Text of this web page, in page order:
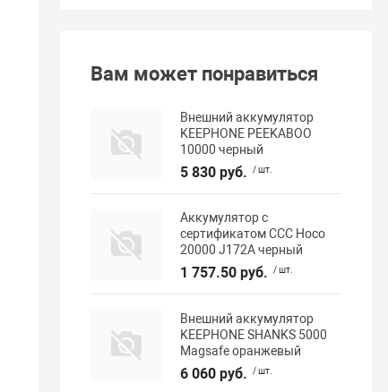
Вам может понравиться
Внешний аккумулятор
KEEPHONE PEEKABOO
10000 черный
5 830 руб. / шт.
Аккумулятор с
сертификатом ССС Hoco
20000 J172A черный
1 757.50 руб. / шт.
Внешний аккумулятор
KEEPHONE SHANKS 5000
Magsafe оранжевый
6 060 руб. / шт.